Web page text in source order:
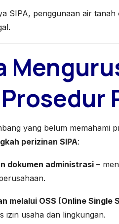
SIPA, penggunaan air
yang belum memahami
perizinan SIPA:
dokumen administrasi –
melalui OSS (Online Single
izin usaha dan lingkungan.